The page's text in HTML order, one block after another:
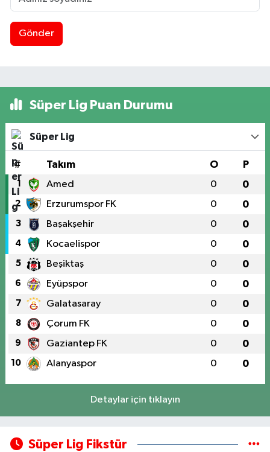
Gönder
Süper Lig Puan Durumu
Süper Lig
# Takım O P
1 Amed 0 0
2 Erzurumspor FK 0 0
3 Başakşehir 0 0
4 Kocaelispor 0 0
5 Beşiktaş 0 0
6 Eyüpspor 0 0
7 Galatasaray 0 0
8 Çorum FK 0 0
9 Gaziantep FK 0 0
10 Alanyaspor 0 0
Detaylar için tıklayın
Süper Lig Fikstür